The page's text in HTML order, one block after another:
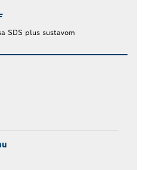
SDS plus sustavom